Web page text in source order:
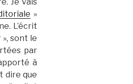
»
L’écrit
sont le
par
à
dire que